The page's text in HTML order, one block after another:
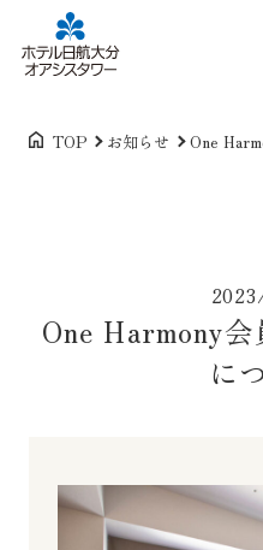
TOP お知らせ One
One Harmony
に